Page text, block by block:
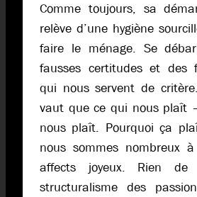
Comme toujours, sa
relève d’une hygiène
faire le ménage. Se
fausses certitudes et des
qui nous servent de
vaut que ce qui nous plaît
nous plaît. Pourquoi ça
nous sommes nombreux
affects joyeux. Rien
structuralisme des